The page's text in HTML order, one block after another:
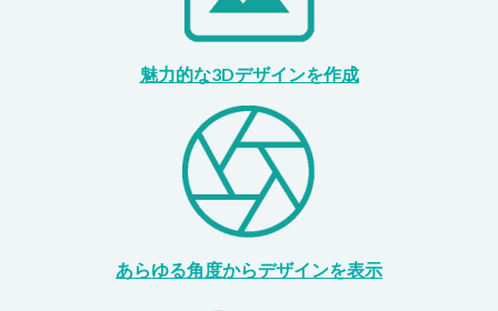
魅力的な3Dデザインを作成
あらゆる角度からデザインを表示